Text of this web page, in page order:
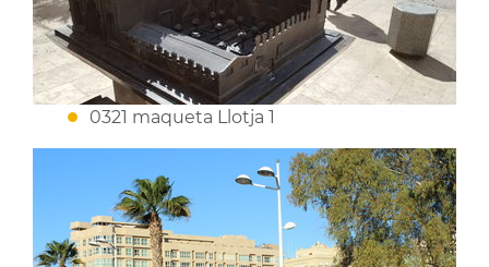
0321 maqueta Llotja 1